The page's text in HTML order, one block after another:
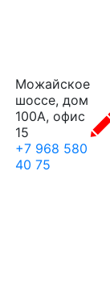
Можайское
шоссе, дом
100А, офис
15
+7 968 580
40 75